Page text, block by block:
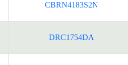
CBRN4183S2N
DRC1754DA